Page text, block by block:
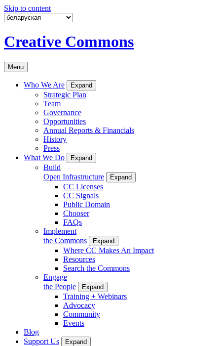
Skip to content
Creative Commons
Menu
Who We Are Expand
Strategic Plan
Team
Governance
Opportunities
Annual Reports & Financials
History
Press
What We Do
Expand
Build
Open Infrastructure
Expand
CC Licenses
CC Signals
Public Domain
Chooser
FAQs
Implement
the Commons
Expand
Where CC Makes An Impact
Resources
Search the Commons
Engage
the People
Expand
Training + Webinars
Advocacy
Community
Events
Blog
Support Us
Expand